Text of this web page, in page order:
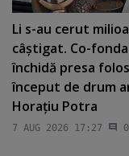
Li s-au cerut
câştigat. Co-
închidă presa
început de drum
Horaţiu Potra
7 AUG 2026 17:27 0